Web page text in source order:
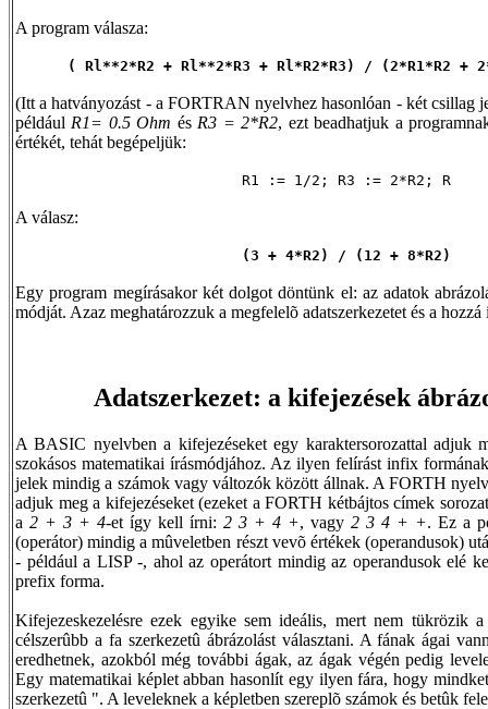
A program válasza:
( Rl**2*R2 + Rl**2*R3 + Rl*R2*R3) / (2*R1*R2 +
(Itt a hatványozást - a FORTRAN nyelvhez hasonlóan - két csillag
például R1= 0.5 Ohm és R3 = 2*R2, ezt beadhatjuk a
értékét, tehát begépeljük:
R1 := 1/2; R3 := 2*R2; R
A válasz:
(3 + 4*R2) / (12 + 8*R2)
Egy program megírásakor két dolgot döntünk el: az adatok
módját. Azaz meghatározzuk a megfelelõ adatszerkezetet és a
Adatszerkezet: a kifejezések
A BASIC nyelvben a kifejezéseket egy karaktersorozattal adjuk
szokásos matematikai írásmódjához. Az ilyen felírást infix
jelek mindig a számok vagy változók között állnak. A FORTH
adjuk meg a kifejezéseket (ezeket a FORTH kétbájtos címek
a 2 + 3 + 4-et így kell írni: 2 3 + 4 +, vagy 2 3 4 + +. Ez a
(operátor) mindig a mûveletben részt vevõ értékek (operandusok)
- például a LISP -, ahol az operátort mindig az operandusok elé
prefix forma.
Kifejezeskezelésre ezek egyike sem ideális, mert nem tükrözik a
célszerûbb a fa szerkezetû ábrázolást választani. A fának ágai
eredhetnek, azokból még további ágak, az ágak végén pedig
Egy matematikai képlet abban hasonlít egy ilyen fára, hogy
szerkezetû ". A leveleknek a képletben szereplõ számok és betûk